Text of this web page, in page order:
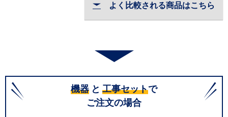
よく比較される商品はこちら
機器 と 工事セットで
ご注文の場合